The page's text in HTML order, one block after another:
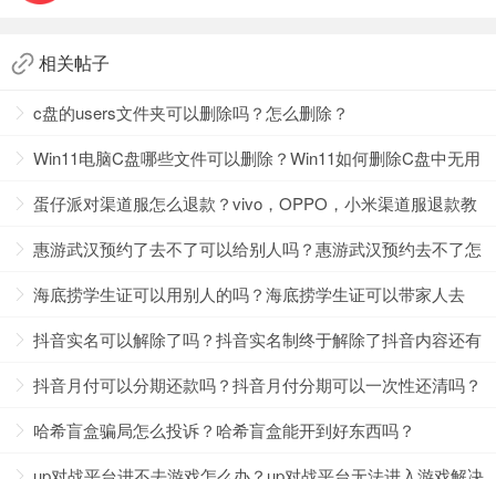
不能按照规定的时间来发货
相关帖子
c盘的users文件夹可以删除吗？怎么删除？
Win11电脑C盘哪些文件可以删除？Win11如何删除C盘中无用
的文件？
蛋仔派对渠道服怎么退款？vivo，OPPO，小米渠道服退款教
程
惠游武汉预约了去不了可以给别人吗？惠游武汉预约去不了怎
么办？
海底捞学生证可以用别人的吗？海底捞学生证可以带家人去
吗？
抖音实名可以解除了吗？抖音实名制终于解除了抖音内容还有
吗？
抖音月付可以分期还款吗？抖音月付分期可以一次性还清吗？
哈希盲盒骗局怎么投诉？哈希盲盒能开到好东西吗？